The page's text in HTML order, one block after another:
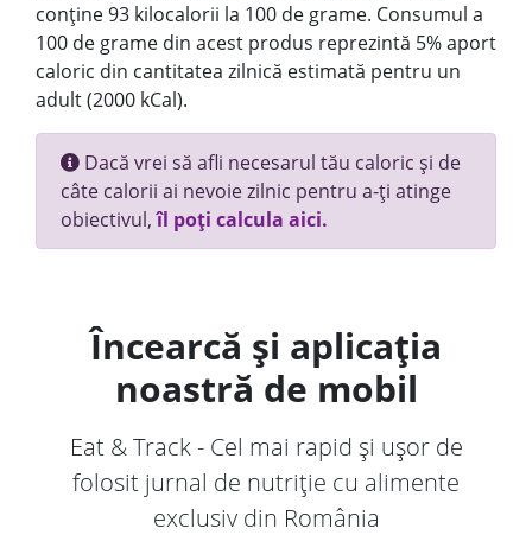
conține 93 kilocalorii la 100 de grame. Consumul a
100 de grame din acest produs reprezintă 5% aport
caloric din cantitatea zilnică estimată pentru un
adult (2000 kCal).
Dacă vrei să afli necesarul tău caloric și de
câte calorii ai nevoie zilnic pentru a-ți atinge
obiectivul,îl poți calcula aici.
Încearcă și aplicația
noastră de mobil
Eat & Track - Cel mai rapid și ușor de
folosit jurnal de nutriție cu alimente
exclusiv din România